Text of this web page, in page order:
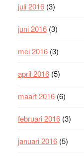
juli 2016(3)
juni 2016(3)
mei 2016(3)
april 2016(5)
maart 2016(6)
februari 2016(3)
januari 2016(5)